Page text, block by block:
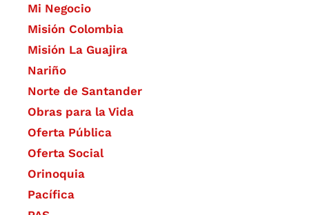
Mi Negocio
Misión Colombia
Misión La Guajira
Nariño
Norte de Santander
Obras para la Vida
Oferta Pública
Oferta Social​​
Orinoquia
Pacífica